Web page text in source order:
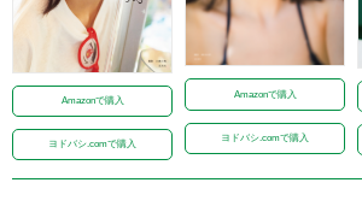
Amazonで購入
ヨドバシ.comで購入
Amazonで購入
ヨドバシ.comで購入